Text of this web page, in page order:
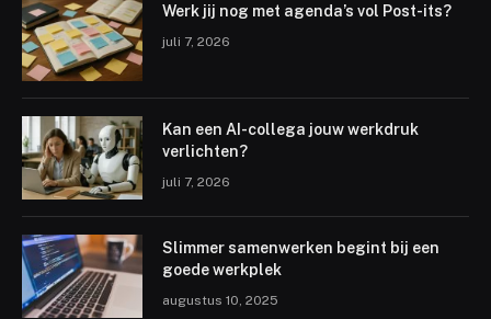
Werk jij nog met agenda’s vol Post-its?
juli 7, 2026
Kan een AI-collega jouw werkdruk
verlichten?
juli 7, 2026
Slimmer samenwerken begint bij een
goede werkplek
augustus 10, 2025